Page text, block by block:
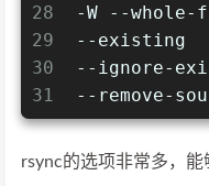
28
29
30
31
-W --whole-file
--existing  ：要
--ignore-
--remove-
rsync的选项非常多，